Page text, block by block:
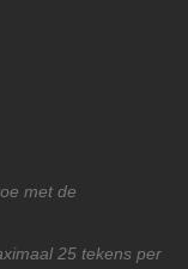
met de
25 tekens per